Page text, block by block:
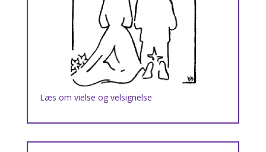
Læs om vielse og velsignelse